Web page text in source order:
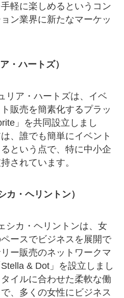
軽に楽しめるというコン
ン業界に新たなマーケッ
・ハートズ）
リア・ハートズは、イベ
販売を簡素化するプラッ
」を共同設立しまし
、誰でも簡単にイベント
という点で、特に中小企
されています。
・ヘリントン）
シカ・ヘリントンは、女
ースでビジネスを展開で
ー販売のネットワークマ
& Dot」を設立しまし
イルに合わせた柔軟な働
、多くの女性にビジネス